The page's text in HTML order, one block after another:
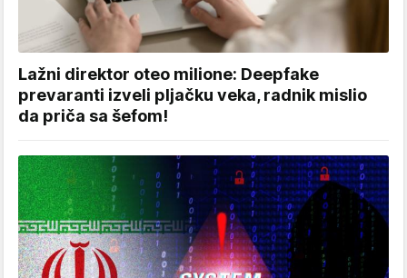
Lažni direktor oteo milione: Deepfake
prevaranti izveli pljačku veka, radnik mislio
da priča sa šefom!